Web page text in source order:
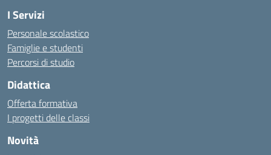
I Servizi
Personale scolastico
Famiglie e studenti
Percorsi di studio
Didattica
Offerta formativa
I progetti delle classi
Novità